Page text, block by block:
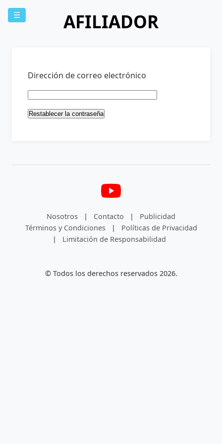
☰ AFILIADOR
Dirección de correo electrónico
Nosotros | Contacto |
Publicidad
Términos y Condiciones
|
Políticas de Privacidad
|
Limitación de Responsabilidad
© Todos los derechos reservados 2026.